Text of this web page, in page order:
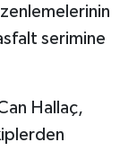
serimine
Hallaç,